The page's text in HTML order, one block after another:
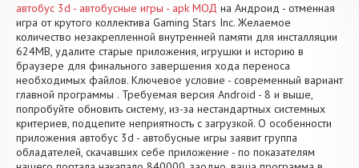
автобус 3d - автобусные игры - apk МОД на Андроид - отменная
игра от крутого коллектива Gaming Stars Inc. Желаемое
количество незакрепленной внутренней памяти для инсталляции
624MB, удалите старые приложения, игрушки и историю в
браузере для финального завершения хода переноса
необходимых файлов. Ключевое условие - современный вариант
главной программы . Требуемая версия Android - 8 и выше,
попробуйте обновить систему, из-за нестандартных системных
критериев, подцепите неприятность с загрузкой. О особенности
приложения автобус 3d - автобусные игры заявит группа
обладателей, скачавших себе приложение - по показателям